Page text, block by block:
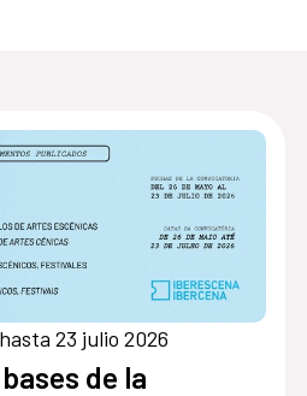
23 julio 2026
de la